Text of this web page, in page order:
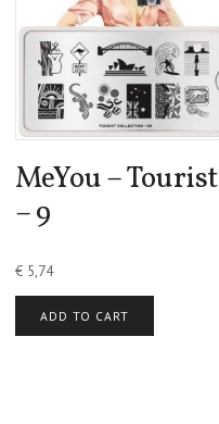
MeYou – Tourist
– 9
€5,74
ADD TO CART